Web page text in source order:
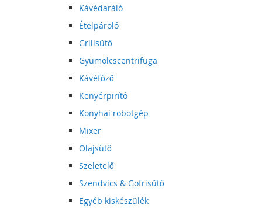
Kávédaráló
Ételpároló
Grillsütő
Gyümölcscentrifuga
Kávéfőző
Kenyérpirító
Konyhai robotgép
Mixer
Olajsütő
Szeletelő
Szendvics & Gofrisütő
Egyéb kiskészülék